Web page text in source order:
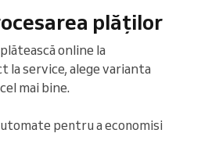
plăților
online la
la service, alege varianta
mai bine.
pentru a economisi